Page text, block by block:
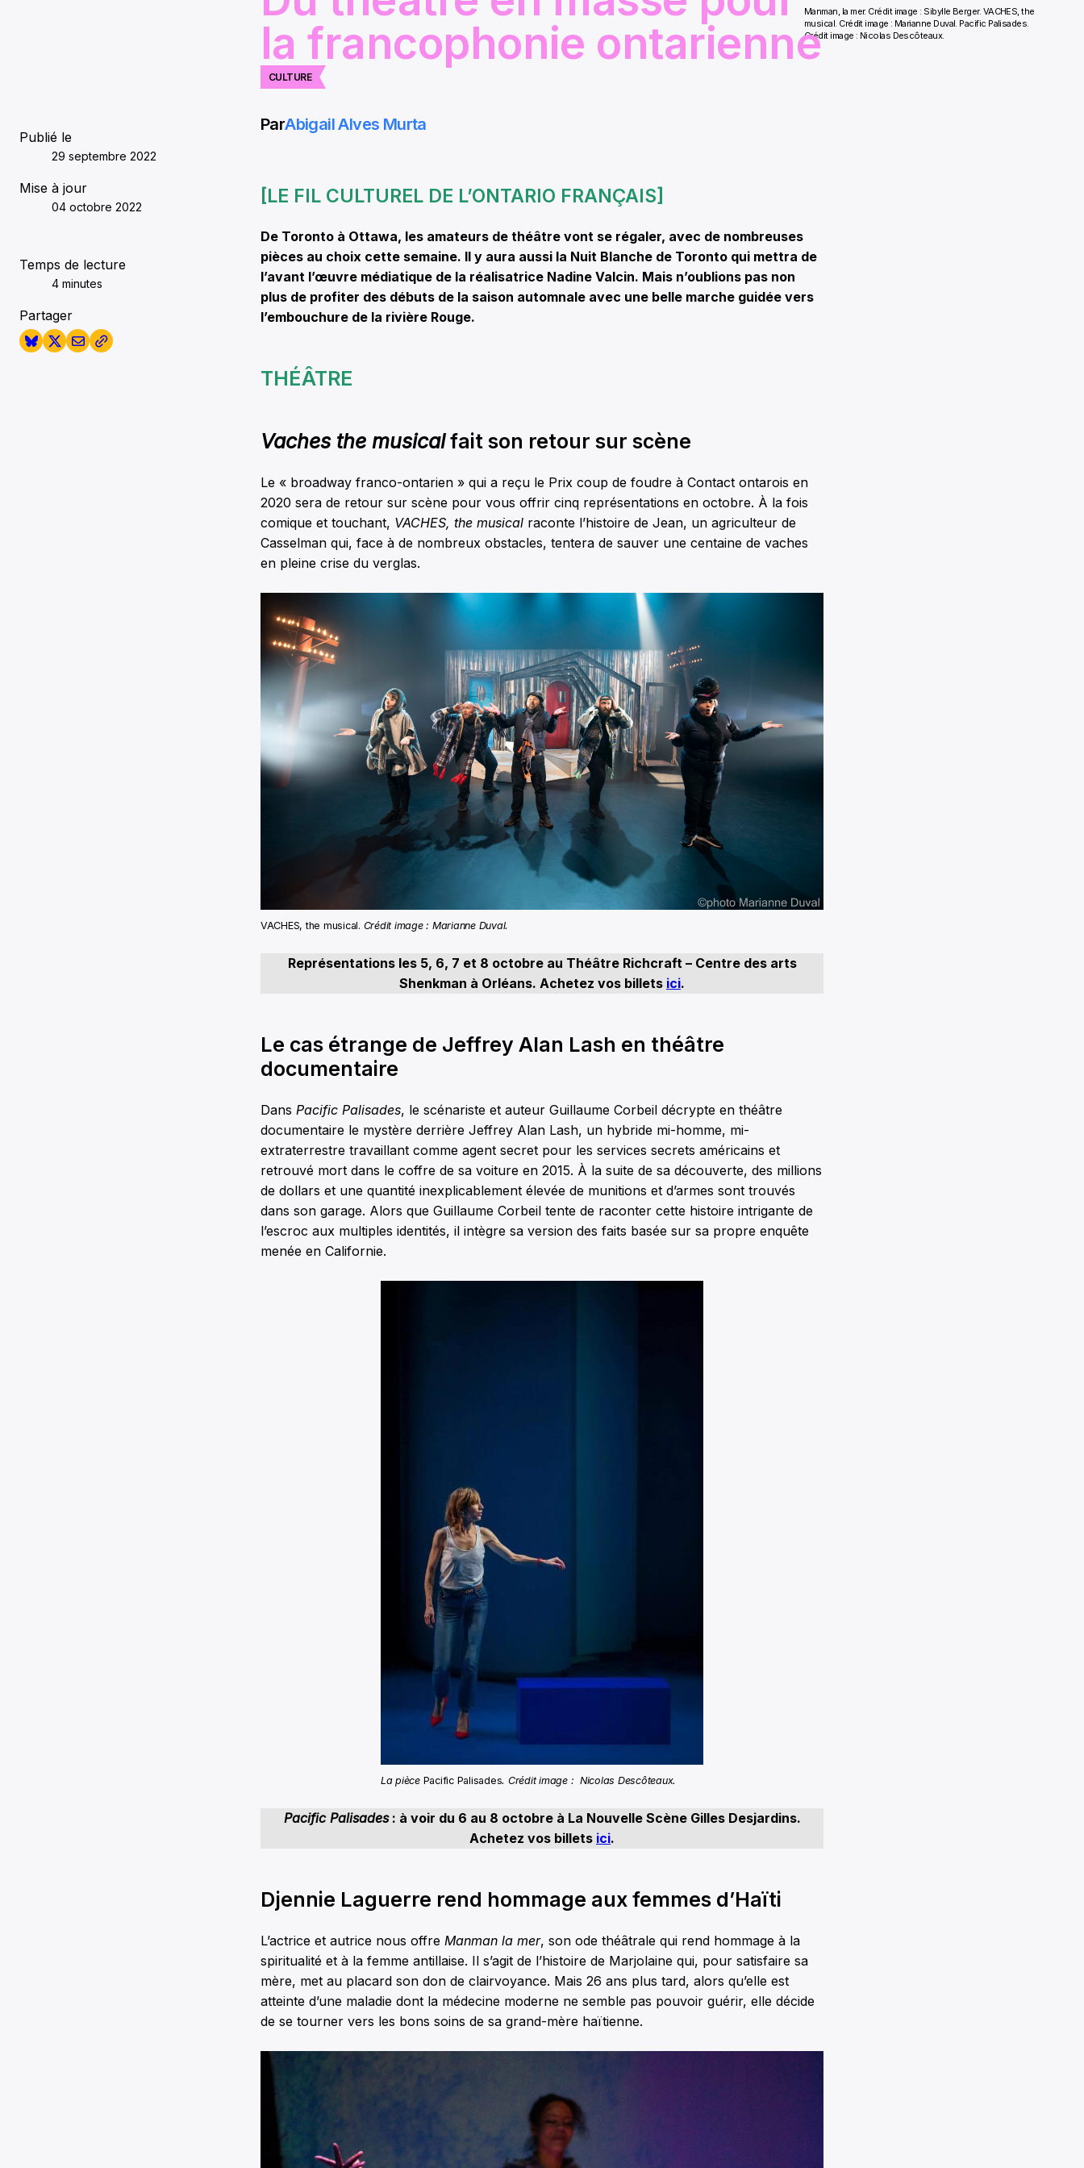
Manman, la mer. Crédit image : Sibylle Berger. VACHES, the
musical. Crédit image : Marianne Duval. Pacific Palisades.
Crédit image : Nicolas Descôteaux.
CULTURE
la francophonie ontarienne
Publié le
29 septembre 2022
Mise à jour
04 octobre 2022
Temps de lecture
4 minutes
Partager
ParAbigail Alves Murta
[LE FIL CULTUREL DE L’ONTARIO FRANÇAIS]
De Toronto à Ottawa, les amateurs de théâtre vont se régaler, avec de nombreuses
pièces au choix cette semaine. Il y aura aussi la Nuit Blanche de Toronto qui mettra de
l’avant l’œuvre médiatique de la réalisatrice Nadine Valcin. Mais n’oublions pas non
plus de profiter des débuts de la saison automnale avec une belle marche guidée vers
l’embouchure de la rivière Rouge.
THÉÂTRE
Vaches the musicalfait son retour sur scène
Le « broadway franco-ontarien » qui a reçu le Prix coup de foudre à Contact ontarois en
2020 sera de retour sur scène pour vous offrir cinq représentations en octobre. À la fois
comique et touchant, VACHES, the musical raconte l’histoire de Jean, un agriculteur de
Casselman qui, face à de nombreux obstacles, tentera de sauver une centaine de vaches
en pleine crise du verglas.
VACHES, the musical. Crédit image : Marianne Duval.
Représentations les 5, 6, 7 et 8 octobre au Théâtre Richcraft – Centre des arts
Shenkman à Orléans. Achetez vos billets ici.
Le cas étrange de Jeffrey Alan Lash en théâtre
documentaire
Dans Pacific Palisades, le scénariste et auteur Guillaume Corbeil décrypte en théâtre
documentaire le mystère derrière Jeffrey Alan Lash, un hybride mi-homme, mi-
extraterrestre travaillant comme agent secret pour les services secrets américains et
retrouvé mort dans le coffre de sa voiture en 2015. À la suite de sa découverte, des millions
de dollars et une quantité inexplicablement élevée de munitions et d’armes sont trouvés
dans son garage. Alors que Guillaume Corbeil tente de raconter cette histoire intrigante de
l’escroc aux multiples identités, il intègre sa version des faits basée sur sa propre enquête
menée en Californie.
La pièce Pacific Palisades. Crédit image : Nicolas Descôteaux.
Pacific Palisades: à voir du 6 au 8 octobre à La Nouvelle Scène Gilles Desjardins.
Achetez vos billets ici.
Djennie Laguerre rend hommage aux femmes d’Haïti
L’actrice et autrice nous offre Manman la mer, son ode théâtrale qui rend hommage à la
spiritualité et à la femme antillaise. Il s’agit de l’histoire de Marjolaine qui, pour satisfaire sa
mère, met au placard son don de clairvoyance. Mais 26 ans plus tard, alors qu’elle est
atteinte d’une maladie dont la médecine moderne ne semble pas pouvoir guérir, elle décide
de se tourner vers les bons soins de sa grand-mère haïtienne.